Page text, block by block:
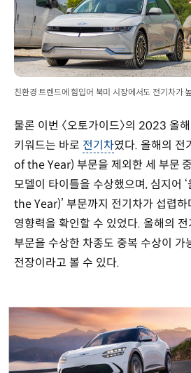
친환경 트렌드에 힘입어 북미 시장에서도 전기차가
물론 이번 〈오토가이드〉의 2023 올
키워드는 바로 전기차였다. 올해의
of the Year) 부문을 제외한 세 부문
모델이 타이틀을 수상했으며, 심지어
the Year)’ 부문까지 전기차가 섭렵하
영향력을 확인할 수 있었다. 올해의
부문을 수상한 차종도 중복 수상이 가
전장이라고 볼 수 있다.